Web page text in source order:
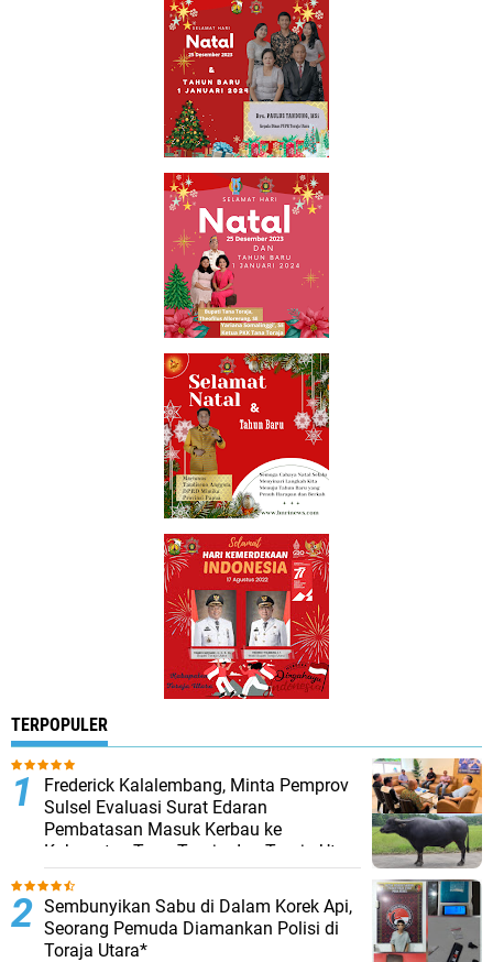
TERPOPULER
Frederick Kalalembang, Minta Pemprov
Sulsel Evaluasi Surat Edaran
Pembatasan Masuk Kerbau ke
Kabupaten Tana Toraja dan Toraja Utara
Sembunyikan Sabu di Dalam Korek Api,
Seorang Pemuda Diamankan Polisi di
Toraja Utara*